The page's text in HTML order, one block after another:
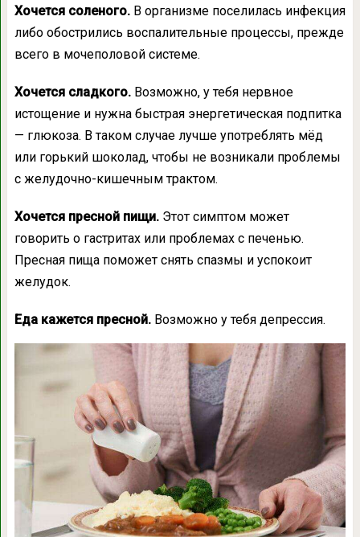
Хочется соленого. В организме поселилась инфекция
либо обострились воспалительные процессы, прежде
всего в мочеполовой системе.
Хочется сладкого. Возможно, у тебя нервное
истощение и нужна быстрая энергетическая подпитка
— глюкоза. В таком случае лучше употреблять мёд
или горький шоколад, чтобы не возникали проблемы
с желудочно-кишечным трактом.
Хочется пресной пищи. Этот симптом может
говорить о гастритах или проблемах с печенью.
Пресная пища поможет снять спазмы и успокоит
желудок.
Еда кажется пресной. Возможно у тебя депрессия.